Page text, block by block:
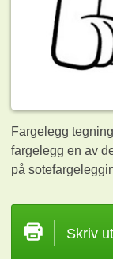
Fargelegg
fargelegg en av
på
Skriv